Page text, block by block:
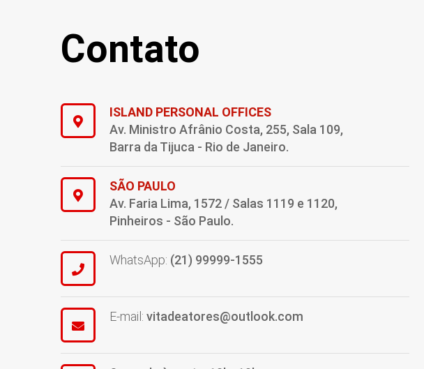
Contato
ISLAND PERSONAL OFFICES
Av. Ministro Afrânio Costa, 255, Sala 109,
Barra da Tijuca - Rio de Janeiro.
SÃO PAULO
Av. Faria Lima, 1572 / Salas 1119 e 1120,
Pinheiros - São Paulo.
WhatsApp: (21) 99999-1555
E-mail: vitadeatores@outlook.com